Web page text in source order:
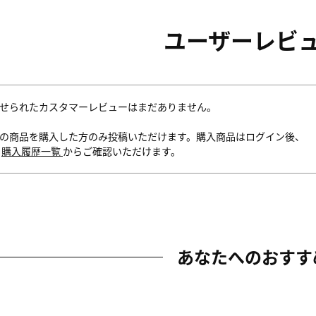
ユーザーレビ
られたカスタマーレビューはまだありません。
商品を購入した方のみ投稿いただけます。購入商品はログイン後、
購入履歴一覧 からご確認いただけます。
あなたへのおす